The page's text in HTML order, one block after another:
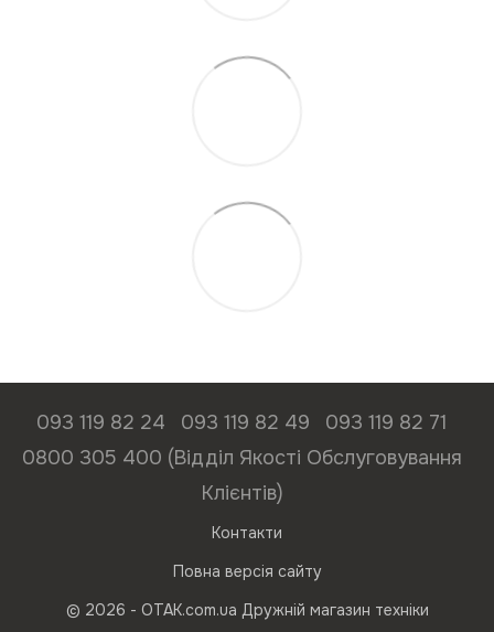
093 119 82 24 093 119 82 49
093 119 82 71
0800 305 400 (Відділ Якості Обслуговування
Клієнтів)
Контакти
Повна версія сайту
© 2026 - ОТАК.com.ua Дружній магазин техніки